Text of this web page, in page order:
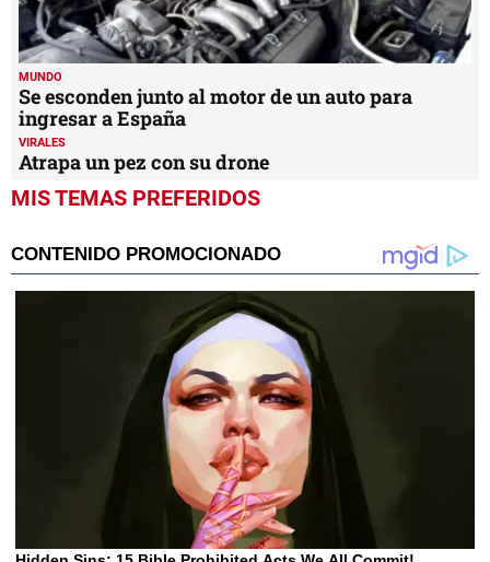
MUNDO
Se esconden junto al motor de un auto para
ingresar a España
VIRALES
Atrapa un pez con su drone
MIS TEMAS PREFERIDOS